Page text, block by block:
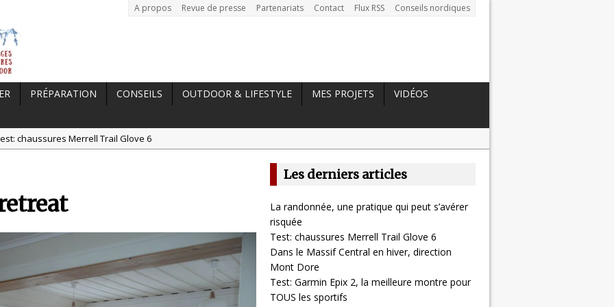
A propos Revue de presse Partenariats Contact Flux RSS Conseils nordiques
PRÉPARATION CONSEILS OUTDOOR & LIFESTYLE MES PROJETS
VIDÉOS
chaussures Merrell Trail Glove 6
chaussures de running Altra Rivera 2
Les derniers articles
La randonnée, une pratique qui peut s’avérer
risquée
Test: chaussures Merrell Trail Glove 6
Dans le Massif Central en hiver, direction
Mont Dore
Test: Garmin Epix 2, la meilleure montre pour
TOUS les sportifs